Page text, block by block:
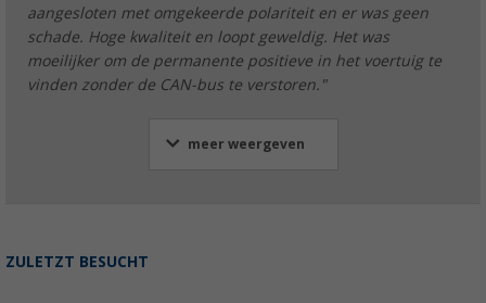
aangesloten met omgekeerde polariteit en er was geen
schade. Hoge kwaliteit en loopt geweldig. Het was
moeilijker om de permanente positieve in het voertuig te
vinden zonder de CAN-bus te verstoren."
meer weergeven
ZULETZT BESUCHT